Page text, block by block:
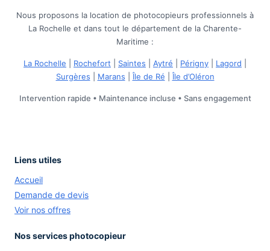
Nous proposons la location de photocopieurs professionnels à
La Rochelle et dans tout le département de la Charente-
Maritime :
La Rochelle Rochefort Saintes Aytré Périgny Lagord
Surgères
Marans Île de Ré Île d’Oléron
Intervention rapide • Maintenance incluse • Sans engagement
Liens utiles
Accueil
Demande de devis
Voir nos offres
Nos services photocopieur